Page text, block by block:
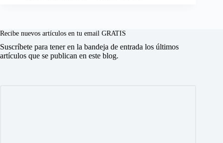
Recibe nuevos artículos en tu email GRATIS
Suscríbete para tener en la bandeja de entrada los últimos
artículos que se publican en este blog.